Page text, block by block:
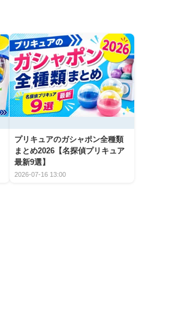
プリキュアのガシャポン全種類
まとめ2026【名探偵プリキュア
最新9選】
2026-07-16 13:00